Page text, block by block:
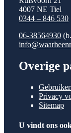
4007 NE Tiel
0344 – 846 530
06-38564930
Overige
Privacy
Sitemap
U vindt ons